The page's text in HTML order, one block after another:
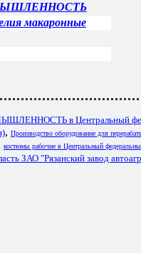
макаронные
в Центральный
, Производство оборудование для
костюмы рабочие в Центральный
ЗАО "Рязанский завод